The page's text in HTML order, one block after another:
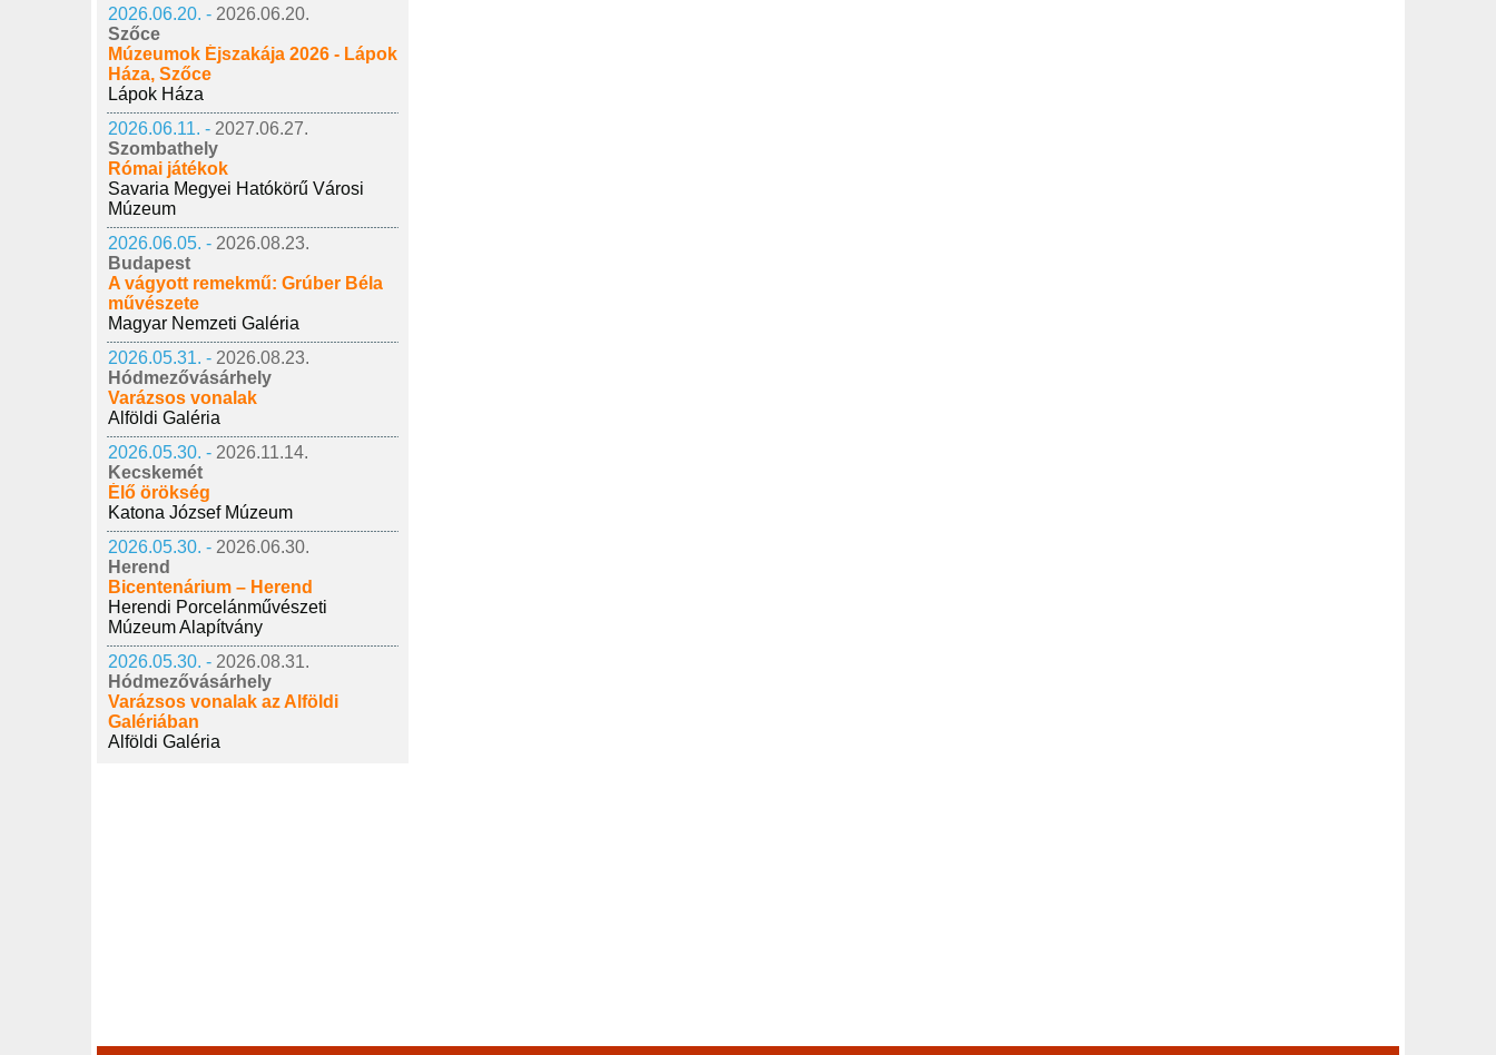
2026.06.20. - 2026.06.20.
Szőce
Múzeumok Éjszakája 2026 - Lápok
Háza, Szőce
Lápok Háza
2026.06.11. - 2027.06.27.
Szombathely
Római játékok
Savaria Megyei Hatókörű Városi
Múzeum
2026.06.05. - 2026.08.23.
Budapest
A vágyott remekmű: Grúber Béla
művészete
Magyar Nemzeti Galéria
2026.05.31. - 2026.08.23.
Hódmezővásárhely
Varázsos vonalak
Alföldi Galéria
2026.05.30. - 2026.11.14.
Kecskemét
Élő örökség
Katona József Múzeum
2026.05.30. - 2026.06.30.
Herend
Bicentenárium – Herend
Herendi Porcelánművészeti
Múzeum Alapítvány
2026.05.30. - 2026.08.31.
Hódmezővásárhely
Varázsos vonalak az Alföldi
Galériában
Alföldi Galéria